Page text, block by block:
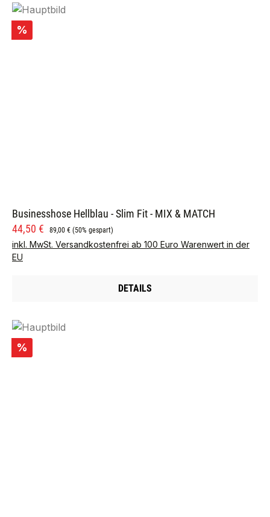
Rabatt
%
Businesshose Hellblau - Slim Fit - MIX & MATCH
Verkaufspreis:
44,50 € Regulärer Preis:
89,00 € (50% gespart)
inkl. MwSt. Versandkostenfrei ab 100 Euro Warenwert in der
EU
DETAILS
Rabatt
%